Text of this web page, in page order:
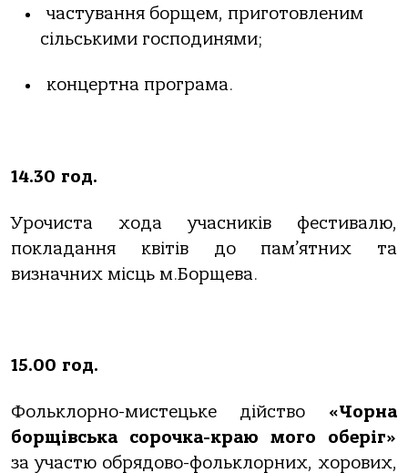
частування борщем, приготовленим
сільськими господинями;
концертна програма.
14.30 год.
Урочиста хода учасників фестивалю,
покладання квітів до пам’ятних та
визначних місць м.Борщева.
15.00 год.
Фольклорно-мистецьке дійство «Чорна
борщівська сорочка-краю мого оберіг»
за участю обрядово-фольклорних, хорових,